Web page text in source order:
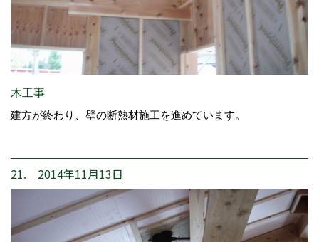
木工事
建方が終わり、壁の断熱材施工を進めています。
21. 2014年11月13日